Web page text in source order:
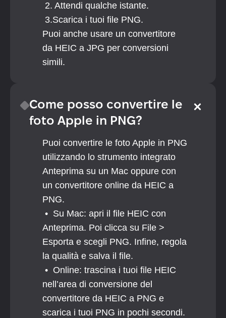
2. Attendi qualche istante.
3.Scarica i tuoi file PNG.
Puoi anche usare un convertitore
da HEIC a JPG per conversioni
simili.
Come posso convertire le
foto Apple in PNG?
Puoi convertire le foto Apple in PNG
utilizzando lo strumento integrato
Anteprima su un Mac oppure con
un convertitore online da HEIC a
PNG.
Anteprima. Poi clicca su File >
Esporta e scegli PNG. Infine, regola
la qualità e salva il file.
nell’area di conversione del
convertitore da HEIC a PNG e
scarica i tuoi PNG in pochi secondi.